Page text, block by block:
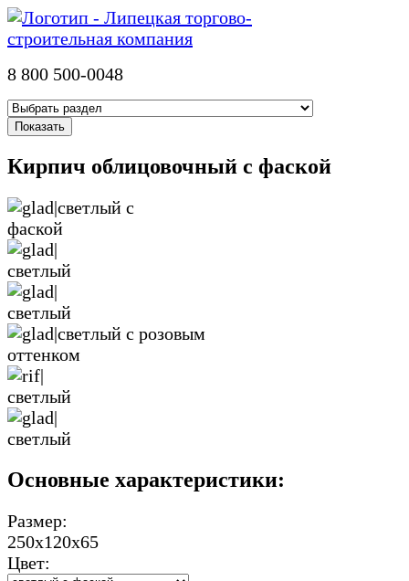
8 800 500-0048
Кирпич облицовочный с фаской
Основные характеристики:
Размер:
250х120х65
Цвет: